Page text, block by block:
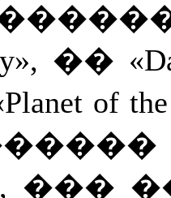
��
of
���